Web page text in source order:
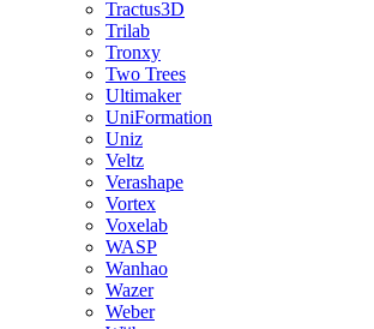
Tractus3D
Trilab
Tronxy
Two Trees
Ultimaker
UniFormation
Uniz
Veltz
Verashape
Vortex
Voxelab
WASP
Wanhao
Wazer
Weber